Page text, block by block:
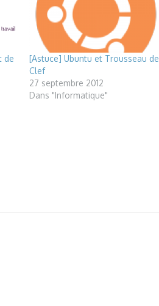
de
[Astuce] Ubuntu et Trousseau de
Clef
27 septembre 2012
Dans "Informatique"